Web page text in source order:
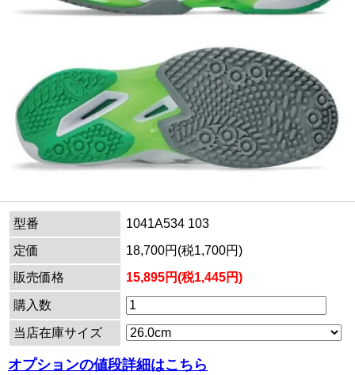
型番
1041A534 103
定価
18,700円(税1,700円)
販売価格
15,895円(税1,445円)
購入数
当店在庫サイズ
オプションの値段詳細はこちら